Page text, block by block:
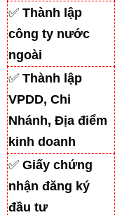
✅ Thành lập
công ty nước
ngoài
✅ Thành lập
VPDD, Chi
Nhánh, Địa điểm
kinh doanh
✅ Giấy chứng
nhận đăng ký
đầu tư